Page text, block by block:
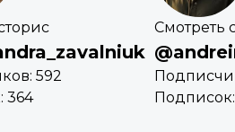
592
364
Смотреть
Подписок: